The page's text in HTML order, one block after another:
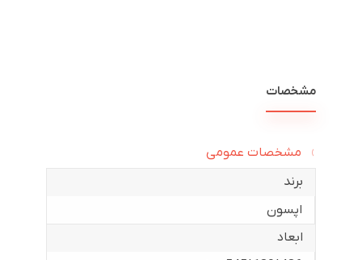
مشخصات
مشخصات عمومی
برند
اپسون
ابعاد